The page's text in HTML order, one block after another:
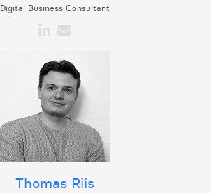
Digital Business Consultant
Thomas Riis